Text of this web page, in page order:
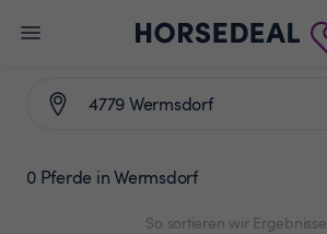
0 Pferde in Wermsdorf
So sortieren wir Ergebnisse